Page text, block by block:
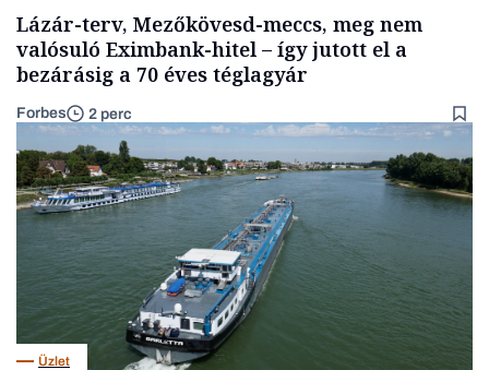
Lázár-terv, Mezőkövesd-meccs, meg nem
valósuló Eximbank-hitel – így jutott el a
bezárásig a 70 éves téglagyár
Forbes 2 perc
Üzlet